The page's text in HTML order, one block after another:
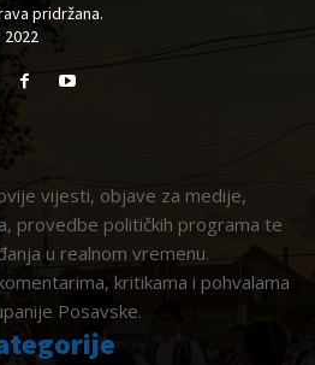
pridržana.
vijesti, objave za medije,
provedbe političkih programa te
u realnom vremenu.
kritikama i pohvalama
Posavske.